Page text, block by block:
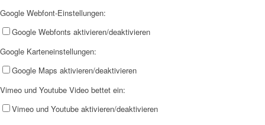
Bedburg-Hau Mäuseburg
Google Webfont-Einstellungen:
Google Webfonts aktivieren/deaktivieren
Google Karteneinstellungen:
Google Maps aktivieren/deaktivieren
Vimeo und Youtube Video bettet ein:
Vimeo und Youtube aktivieren/deaktivieren